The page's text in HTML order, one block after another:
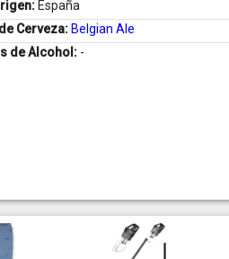
España
Cerveza: Belgian Ale
de Alcohol: -